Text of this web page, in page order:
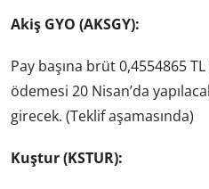
Akiş GYO (AKSGY):
Pay başına brüt 0,4554865
ödemesi 20 Nisan’da
girecek. (Teklif aşamasında)
Kuştur (KSTUR):